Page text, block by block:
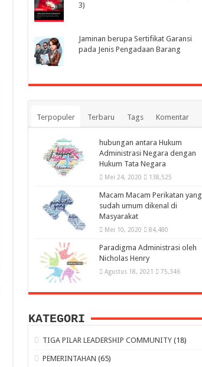
3)
Jaminan berupa Sertifikat Garansi
pada Jenis Pengadaan Barang
Terpopuler Terbaru Tags Komentar
hubungan antara Hukum
Administrasi Negara dengan
Hukum Tata Negara
Mei 24, 2020 138,525
Macam Macam Perikatan yang
sudah umum dikenal di
Masyarakat
Mei 10, 2020 84,480
Paradigma Administrasi oleh
Nicholas Henry
Agustus 18, 2021 75,346
KATEGORI
TIGA PILAR LEADERSHIP COMMUNITY (18)
PEMERINTAHAN (65)